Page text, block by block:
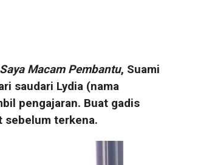
Macam Pembantu, Suami
saudari Lydia (nama
pengajaran. Buat gadis
sebelum terkena.